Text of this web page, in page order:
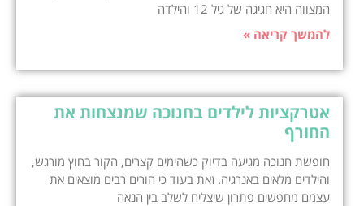
המצווה היא חגיגה של גיל 12 והילדה
להמשך קריאה »
אטרקציות לילדים בחנוכה שמנצחות את
החורף
חופשת חנוכה מגיעה בדיוק כשהימים קצרים, הקור בחוץ מורגש,
והילדים מלאים באנרגיה. זאת בעוד כי הורים רבים מוצאים את
עצמם מחפשים פתרון שיצליח לשלב בין הנאה